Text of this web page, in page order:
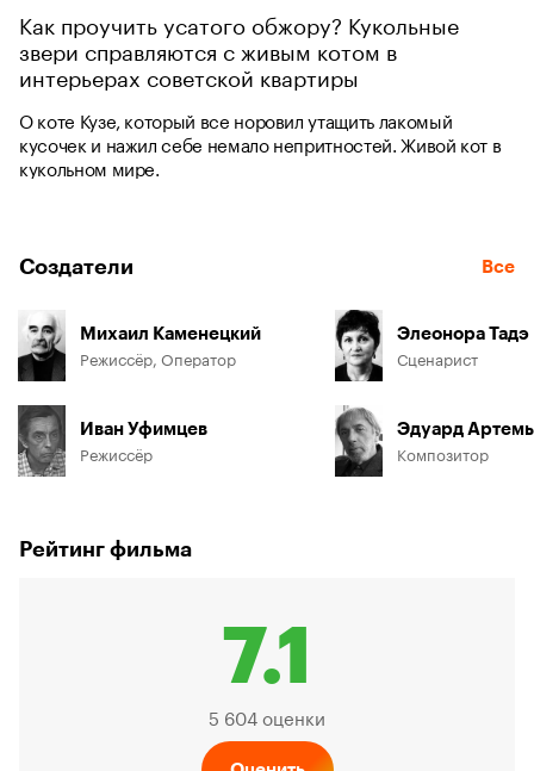
Как проучить усатого обжору? Кукольные
звери справляются с живым котом в
интерьерах советской квартиры
О коте Кузе, который все норовил утащить лакомый
кусочек и нажил себе немало непритностей. Живой кот в
кукольном мире.
Создатели Все
Михаил Каменецкий
Режиссёр, Оператор
Иван Уфимцев
Режиссёр
Элеонора Тадэ
Сценарист
Эдуард
Композитор
Рейтинг фильма
7.1
5 604 оценки